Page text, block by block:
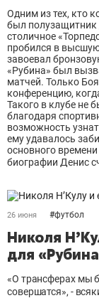
Одним из тех, кто
был
столичное
пробился в
завоевал
«Рубина» был
матчей. Только
конференцию,
Такого в клубе не
благодаря
возможность
ему удавалось
основного
биографии Денис
26 июня #футбол
Николя
для
«О трансферах мы
совершатся», -